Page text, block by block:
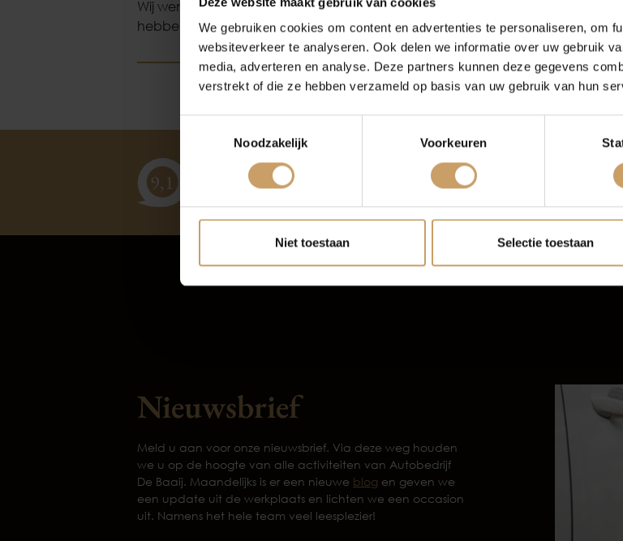
We gebruiken cookies om content en advertenties te personaliseren, om
websiteverkeer te analyseren. Ook delen we informatie over uw gebruik
media, adverteren en analyse. Deze partners kunnen deze gegevens
verstrekt of die ze hebben verzameld op basis van uw gebruik van hun
Noodzakelijk
Voorkeuren
Niet toestaan Selectie toestaan
Wij wensen u namens Giel en alle werknemers een prettige reis! Mocht u nog
hebben? Neem dan gerust contact met ons op.
PAGINA DELEN:
9,1
klantenvertellen autobedrijf van
Nieuwsbrief
Meld u aan voor onze nieuwsbrief. Via deze weg houden
we u op de hoogte van alle activiteiten van Autobedrijf
De Baaij. Maandelijks is er een nieuwe blog en geven we
een update uit de werkplaats en lichten we een occasion
uit. Namens het hele team veel leesplezier!
Financiering
Autoverzekeringen
Verkoop